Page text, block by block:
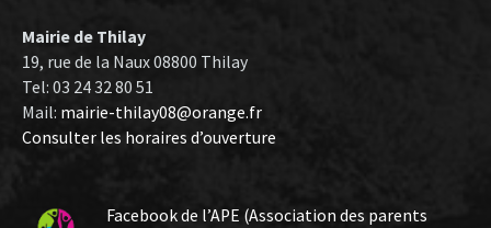
Mairie de Thilay
19, rue de la Naux 08800 Thilay
Tel: 03 24 32 80 51
Mail: mairie-thilay08@orange.fr
Consulter les horaires d’ouverture
Facebook de l’APE (Association des parents